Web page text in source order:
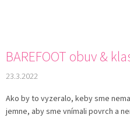
BAREFOOT obuv &
23.3.2022
Ako by to vyzeralo, keby sme
jemne, aby sme vnímali povrch a